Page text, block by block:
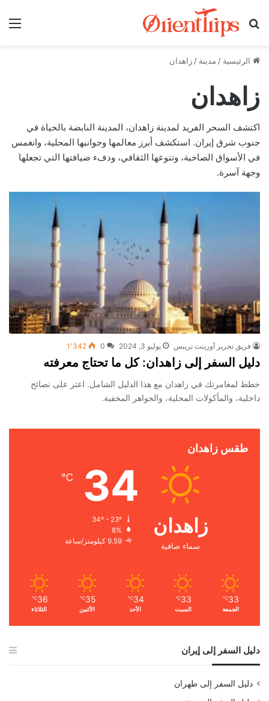
بحث عن
الرئيسية / مدينة / زاهدان
زاهدان
اكتشف السحر الفريد لمدينة زاهدان، المدينة النابضة بالحياة في
جنوب شرق إيران. استكشف أبرز معالمها وجوانبها المحلية، وانغمس
في الأسواق الصاخبة، وتنوعها الثقافي، ودفء ضيافتها التي تجعلها
وجهة آسرة.
فريق تحرير أورينت تريبس يوليو 3, 2024 0 1٬342
دليل السفر إلى زاهدان: كل ما تحتاج معرفته
خطط لمغامرتك في زاهدان مع هذا الدليل الشامل. اعثر على نصائح
داخلية، والمأكولات المحلية، والجواهر المخفية.
طقس زاهدان
زاهدان
سماء صافية
34
℃
8%
9.59 كيلومتر/ساعة
33
℃
الجمعة
33
℃
السبت
34
℃
الأحد
35
℃
الأثنين
36
℃
الثلاثاء
دليل السفر إلى إيران
دليل السفر إلى طهران